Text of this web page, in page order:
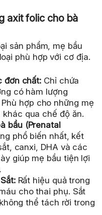
axit folic cho bà
sản phẩm, mẹ bầu
phù hợp với cơ địa.
đơn chất: Chỉ chứa
có hàm lượng
hợp cho những mẹ
qua chế độ ăn.
bầu (Prenatal
phổ biến nhất, kết
canxi, DHA và các
giúp mẹ bầu tiện lợi
Rất hiệu quả trong
cho thai phụ. Sắt
thể tách rời trong